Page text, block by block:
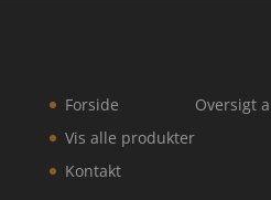
Forside
Vis alle produkter
Kontakt
Oversigt